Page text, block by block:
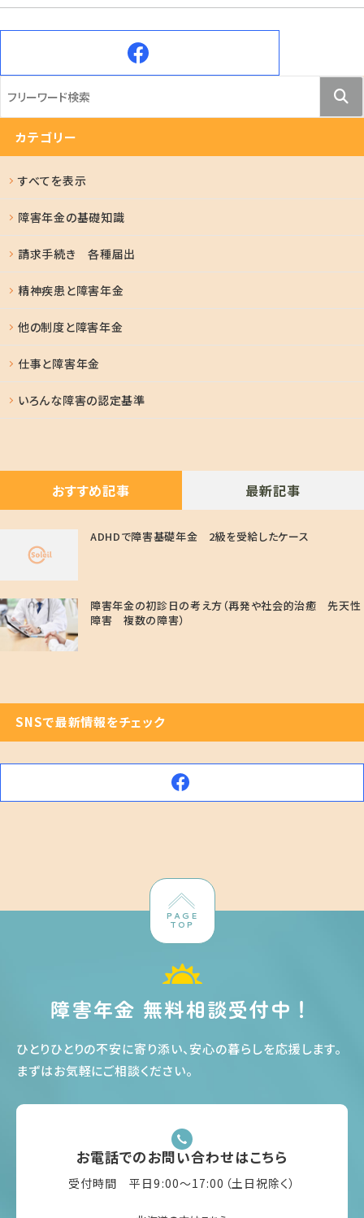
カテゴリー
すべてを表示
障害年金の基礎知識
請求手続き 各種届出
精神疾患と障害年金
他の制度と障害年金
仕事と障害年金
いろんな障害の認定基準
おすすめ記事 最新記事
ADHDで障害基礎年金 2級を受給したケース
障害年金の初診日の考え方（再発や社会的治癒 先天性
障害 複数の障害）
SNSで最新情報をチェック
PAGE
TOP
障害年金 無料相談受付中！
ひとりひとりの不安に寄り添い、安心の暮らしを応援します。
まずはお気軽にご相談ください。
お電話でのお問い合わせはこちら
受付時間 平日9:00〜17:00（土日祝除く）